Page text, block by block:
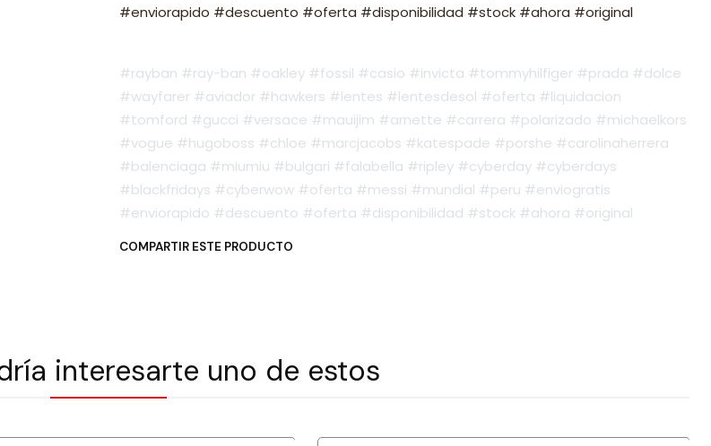
#enviorapido #descuento #oferta #disponibilidad #stock #ahora #original
#rayban #ray-ban #oakley #fossil #casio #invicta #tommyhilfiger #prada #dolce
#wayfarer #aviador #hawkers #lentes #lentesdesol #oferta #liquidacion
#tomford #gucci #versace #mauijim #arnette #carrera #polarizado #michaelkors
#vogue #hugoboss #chloe #marcjacobs #katespade #porshe #carolinaherrera
#balenciaga #miumiu #bulgari #falabella #ripley #cyberday #cyberdays
#blackfridays #cyberwow #oferta #messi #mundial #peru #enviogratis
#enviorapido #descuento #oferta #disponibilidad #stock #ahora #original
COMPARTIR ESTE PRODUCTO
interesarte uno de estos